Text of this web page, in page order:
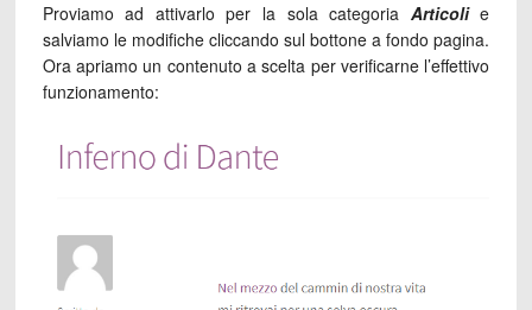
Proviamo ad attivarlo per la sola categoria Articolie
salviamo le modifiche cliccando sul bottone a fondo pagina.
Ora apriamo un contenuto a scelta per verificarne l’effettivo
funzionamento: